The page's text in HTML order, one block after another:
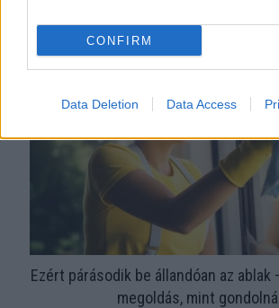
CONFIRM
Data Deletion Data Access
Ezért párásodik be állandóan az ablak
megoldás, mint